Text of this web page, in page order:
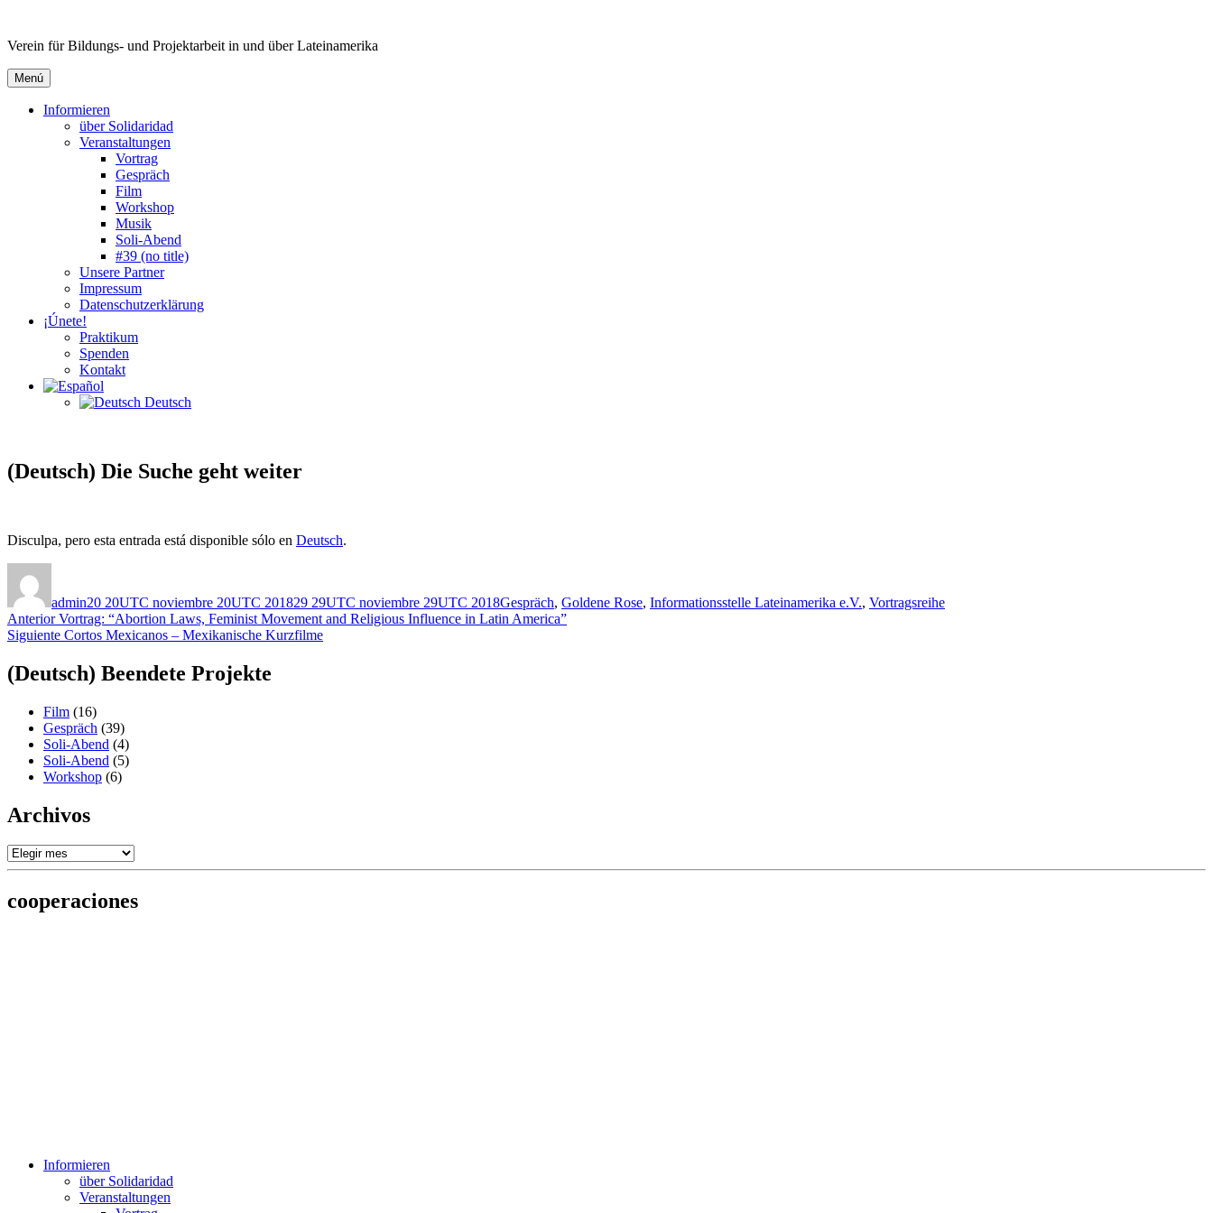
contenido
Verein für Bildungs- und Projektarbeit in und über Lateinamerika
Menú
Informieren
über Solidaridad
Veranstaltungen
Vortrag
Gespräch
Film
Workshop
Musik
Soli-Abend
#39 (no title)
Unsere Partner
Impressum
Datenschutzerklärung
¡Únete!
Praktikum
Spenden
Kontakt
Deutsch
(Deutsch) Die Suche geht weiter
Disculpa, pero esta entrada está disponible sólo en Deutsch.
admin20 20UTC noviembre 20UTC 201829 29UTC noviembre 29UTC 2018Gespräch, Goldene Rose, Informationsstelle Lateinamerika e.V., Vortragsreihe
Post
navigation
Anterior Entrada
anterior:
Vortrag: “Abortion Laws, Feminist Movement and Religious Influence in Latin America”
Siguiente Entrada
Cortos Mexicanos – Mexikanische Kurzfilme
(Deutsch) Beendete Projekte
Film (16)
Gespräch (39)
Soli-Abend (4)
Soli-Abend (5)
Workshop (6)
Archivos
Archivos
cooperaciones
Informieren
über Solidaridad
Veranstaltungen